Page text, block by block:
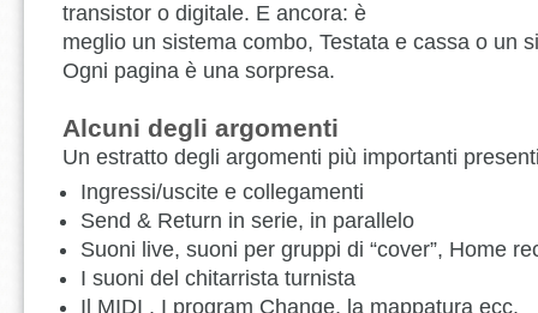
transistor o digitale. E ancora: è
meglio un sistema combo, Testata e cassa o un
Ogni pagina è una sorpresa.
Alcuni degli argomenti
Un estratto degli argomenti più importanti
Ingressi/uscite e collegamenti
Send & Return in serie, in parallelo
Suoni live, suoni per gruppi di “cover”, Home
I suoni del chitarrista turnista
Il MIDI . I program Change, la mappatura ecc.